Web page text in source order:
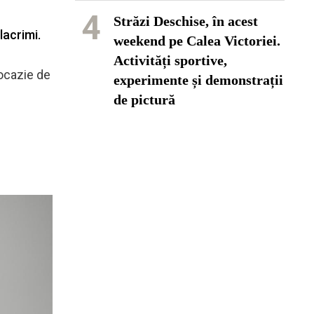
de
4
Străzi Deschise, în acest
weekend pe Calea Victoriei.
Activități sportive,
experimente și demonstrații
de pictură